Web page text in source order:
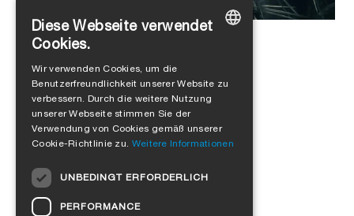
Alejandro Jimenez
Weltneuheit in der Bauphysik
ENGLISH
FRENCH
Diese Webseite verwendet
Cookies.
Wir verwenden Cookies, um die
Benutzerfreundlichkeit unserer Website zu
verbessern. Durch die weitere Nutzung
unserer Webseite stimmen Sie der
Verwendung von Cookies gemäß unserer
Cookie-Richtlinie zu. Weitere Informationen
UNBEDINGT ERFORDERLICH
PERFORMANCE